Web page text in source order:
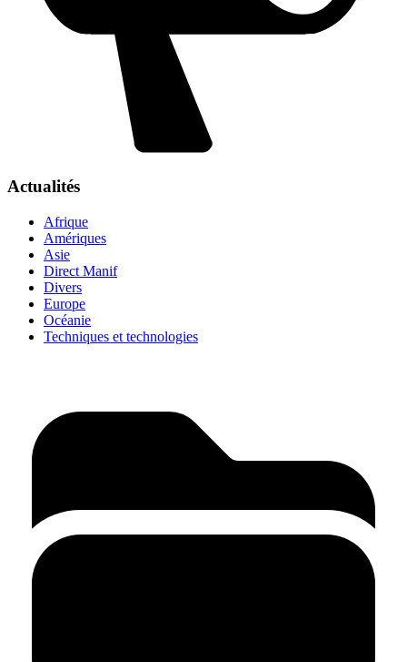
Actualités
Afrique
Amériques
Asie
Direct Manif
Divers
Europe
Océanie
Techniques et technologies